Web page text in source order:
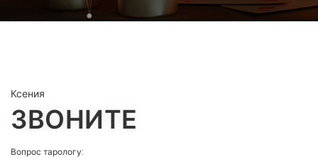
Ксения
ЗВОНИТЕ
Вопрос тарологу: